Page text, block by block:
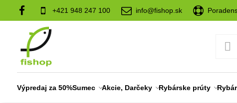
+421 948 247 100 info@fishop.sk
Výpredaj za 50%Sumec Akcie, Darčeky Rybárske prúty